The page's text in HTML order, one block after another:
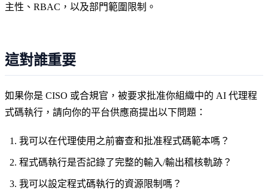
主性、RBAC，以及部門範圍限制。
這對誰重要
如果你是 CISO 或合規官，被要求批准你組織中的 AI 代理程
式碼執行，請向你的平台供應商提出以下問題：
我可以在代理使用之前審查和批准程式碼範本嗎？
程式碼執行是否記錄了完整的輸入/輸出稽核軌跡？
我可以設定程式碼執行的資源限制嗎？